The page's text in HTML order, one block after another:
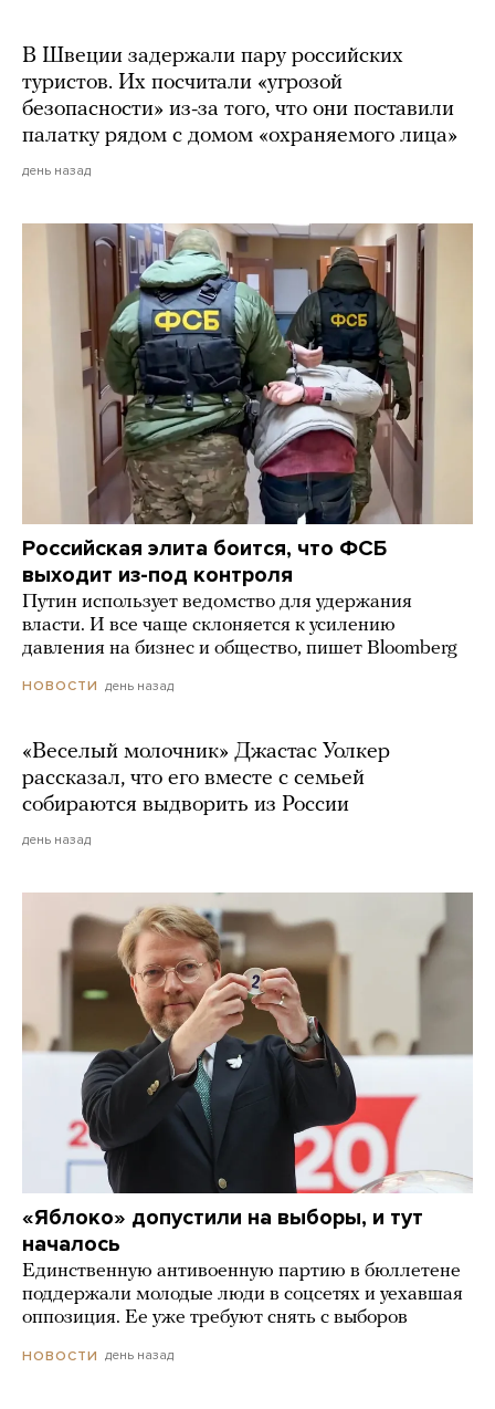
В Швеции задержали пару российских
туристов. Их посчитали «угрозой
безопасности» из-за того, что они поставили
палатку рядом с домом «охраняемого лица»
день назад
Российская элита боится, что ФСБ
выходит из-под контроля
Путин использует ведомство для удержания
власти. И все чаще склоняется к усилению
давления на бизнес и общество, пишет Bloomberg
НОВОСТИ день назад
«Веселый молочник» Джастас Уолкер
рассказал, что его вместе с семьей
собираются выдворить из России
день назад
«Яблоко» допустили на выборы, и тут
началось
Единственную антивоенную партию в бюллетене
поддержали молодые люди в соцсетях и уехавшая
оппозиция. Ее уже требуют снять с выборов
НОВОСТИ день назад